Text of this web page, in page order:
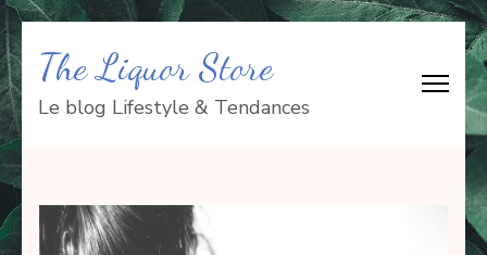
Aller
au
contenu
(Pressez
Entrée)
The Liquor Store
Le blog Lifestyle & Tendances